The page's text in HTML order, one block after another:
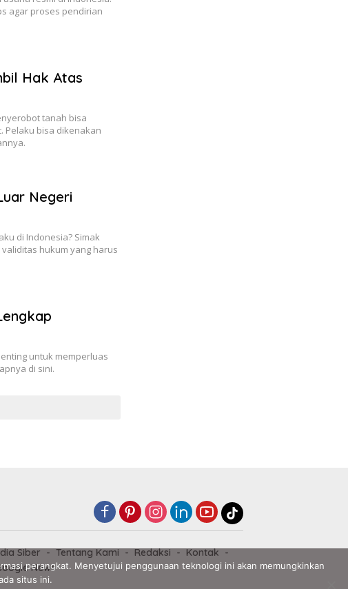
agar proses pendirian
Hak Atas
tanah bisa
Pelaku bisa dikenakan
Negeri
di Indonesia? Simak
hukum yang harus
untuk memperluas
di sini.
Siber Tentang Kami Redaksi
Kontak
News
perangkat. Menyetujui penggunaan teknologi ini akan memungkinkan
situs ini.